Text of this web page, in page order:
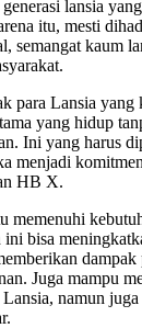
lansia
itu, mesti
semangat kaum
para Lansia yang
yang hidup
Ini yang harus
menjadi
HB X.
memenuhi
ini bisa
dampak
Juga mampu
namun